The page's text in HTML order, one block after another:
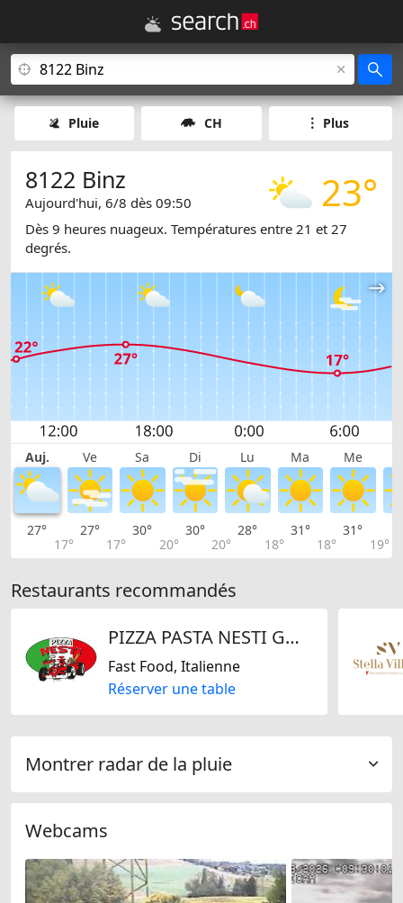
Pluie CH Plus
23°
8122 Binz
Aujourd'hui, 6/8 dès 09:50
Dès 9 heures nuageux. Températures entre 21 et 27
degrés.
Auj. Ve Sa Di Lu Ma Me
27°
17°
27°
17°
30°
20°
30°
20°
28°
18°
31°
18°
31°
19°
Restaurants recommandés
PIZZA PASTA NESTI GmbH
Fast Food, Italienne
Réserver une table
Montrer radar de la pluie
Webcams